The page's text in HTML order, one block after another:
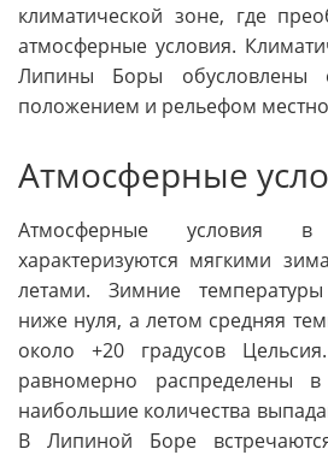
климатической зоне, где
атмосферные условия.
Липины Боры обусловлены
положением и рельефом
Атмосферные
Атмосферные условия
характеризуются мягкими
летами. Зимние
ниже нуля, а летом средняя
около +20 градусов
равномерно распределены
наибольшие количества
В Липиной Боре